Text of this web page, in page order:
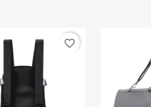
favorite_border